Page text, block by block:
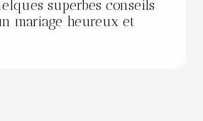
superbes conseils
mariage heureux et